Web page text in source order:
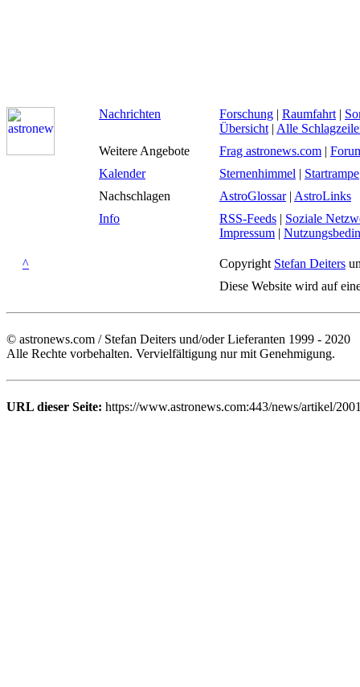
Nachrichten Forschung | Raumfahrt |
Übersicht | Alle
Weitere Angebote
Frag astronews.com |
Kalender
Sternenhimmel | Startrampe
Nachschlagen
AstroGlossar| AstroLinks
Info
RSS-Feeds | Soziale
Impressum |
^ Copyright Stefan Deiters
Diese Website wird auf
© astronews.com / Stefan Deiters und/oder Lieferanten 1999 - 2020
Alle Rechte vorbehalten. Vervielfältigung nur mit Genehmigung.
URL dieser Seite: https://www.astronews.com:443/news/artikel/